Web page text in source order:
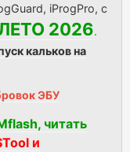
iProgPro, с
2026.
кальков на
ЭБУ
читать
и